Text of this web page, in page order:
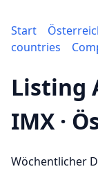
Start
countries
Listing
IMX ·
Wöchentlicher